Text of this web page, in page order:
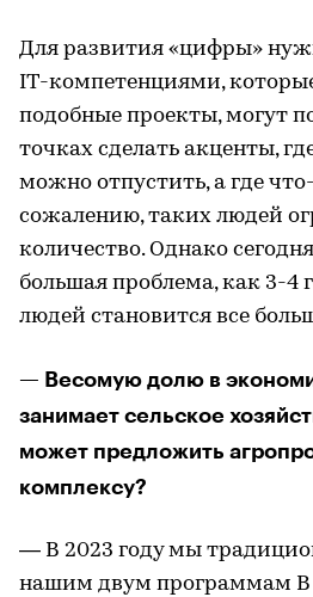
Для развития «цифры»
IT-компетенциями,
подобные проекты, могут
точках сделать акценты,
можно отпустить, а где
сожалению, таких людей
количество. Однако
большая проблема, как 3-4
людей становится все
— Весомую долю в
занимает сельское
может предложить
комплексу?
— В 2023 году мы
нашим двум программам